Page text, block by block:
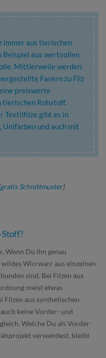
immer aus tierischen
Beispiel aus wertvollen
Mittlerweile werden
Fasern zu Filz
preiswerte
Rohstoff.
Textilfilze gibt es in
und auch mit
gratis Schnittmuster)
Stoff?
Wenn Du ihn genau
Wirrwarr aus einzelnen
sind. Bei Filzen aus
meist etwas
aus synthetischen
keine Vorder- und
Welche Du als Vorder-
verwendest, bleibt